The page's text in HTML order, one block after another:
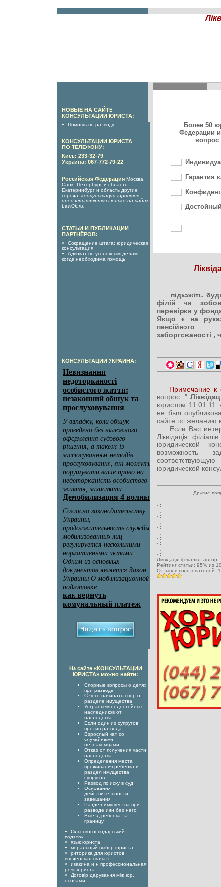
НОВЫЕ НА САЙТЕ
КОНСУЛЬТАЦИИ ЮРИСТА:
Помощь по разводу
КОНСУЛЬТАЦИИ ЮРИСТА
ПО ТЕЛЕФОНУ:
Киев: 233-32-79
Украина: 067-772-79-22
Российская Федерация Москва,
Санкт-Петербург и область,
Екатеринбург и область другие
города: консультации юристов
предоставляются только на сайте
LawOk.ru
СТАТЬИ И ПУБЛИКАЦИИ
ПАРТНЁРОВ:
Сокращение штата: юридическая
консультация
Адвокат по уголовным делам:
когда необходима помощь
КОНСУЛЬТАЦИИ УКРАИНА:
Более 50
Федерации
вопрос
Гарантия
підкажіть
філій чи
перевірки у
Якщо є на
пенсійного
заборгованості ,
Примечание к
вопрос: "
юристом
не был
сайте по желанию
Если Вас
Ліквідація
юридической
возможность
юридической
Другие
- ;
- ;
- ;
- ;
- ;
- ;
- ;
- ;
- ;
- ;
Ліквідація філіалів , автор
Рейтинг статьи: 95% из
Отзывов пользователей: 1
На сайте «КОНСУЛЬТАЦИИ
ЮРИСТА» можно найти:
Спорные вопросы о детях
при разводе
С чего начинать спор о
разделе имущества
Устраняем недостойных
наследников от
наследства
Если один из супругов
против развода
Взрослый чат со
случайными
незнакомцами
Отказ от получения части
наследства
Определения места
проживания ребенка и
раздел имущества
супругов
Развод по иску в суд
Основания
действительности
завещания
Раздел имущества при
разводе или без него
Выезд ребенка за
границу
Сільськогосподарський
податок.
язык юриста
моральный выбор юриста
риторика для юристов
введенская скачать
ивакина н н профессиональная
речь юриста
Договір дарування між юр.
особами